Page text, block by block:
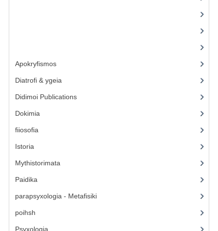
Apokryfismos(17)
Diatrofi & ygeia(6)
Didimoi Publications(7)
Dokimia(1)
fiiosofia(16)
Istoria(2)
Mythistorimata(3)
Paidika(4)
parapsyxologia - Metafisiki(13)
poihsh
Psyxologia